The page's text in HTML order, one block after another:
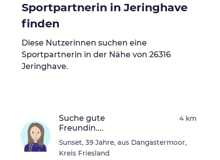
Sportpartnerin in Jeringhave
finden
Diese Nutzerinnen suchen eine
Sportpartnerin in der Nähe von 26316
Jeringhave.
Suche gute
Freundin....
Sunset, 39 Jahre, aus Dangastermoor,
Kreis Friesland
4 km